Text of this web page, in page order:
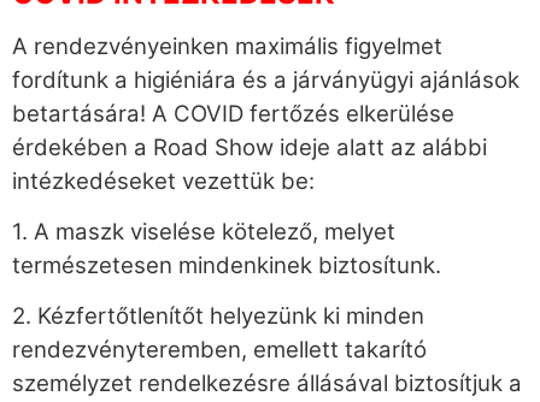
A rendezvényeinken maximális figyelmet
fordítunk a higiéniára és a járványügyi ajánlások
betartására! A COVID fertőzés elkerülése
érdekében a Road Show ideje alatt az alábbi
intézkedéseket vezettük be:
1. A maszk viselése kötelező, melyet
természetesen mindenkinek biztosítunk.
2. Kézfertőtlenítőt helyezünk ki minden
rendezvényteremben, emellett takarító
személyzet rendelkezésre állásával biztosítjuk a